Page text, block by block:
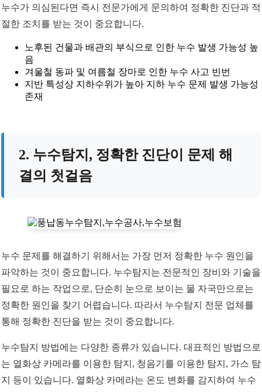
누수가 의심된다면 즉시 전문가에게 문의하여 정확한 진단과 적
절한 조치를 받는 것이 중요합니다.
노후된 건물과 배관의 부식으로 인한 누수 발생 가능성 높
음
겨울철 동파 및 여름철 장마로 인한 누수 사고 빈번
지반 특성상 지하수위가 높아 지하 누수 문제 발생 가능성
존재
2. 누수탐지, 정확한 진단이 문제 해
결의 첫걸음
누수 문제를 해결하기 위해서는 가장 먼저 정확한 누수 원인을
파악하는 것이 중요합니다. 누수탐지는 전문적인 장비와 기술을
필요로 하는 작업으로, 단순히 눈으로 보이는 물 자국만으로는
정확한 원인을 찾기 어렵습니다. 따라서 누수탐지 전문 업체를
통해 정확한 진단을 받는 것이 중요합니다.
누수탐지 방법에는 다양한 종류가 있습니다. 대표적인 방법으로
는 열화상 카메라를 이용한 탐지, 청음기를 이용한 탐지, 가스 탐
지 등이 있습니다. 열화상 카메라는 온도 변화를 감지하여 누수